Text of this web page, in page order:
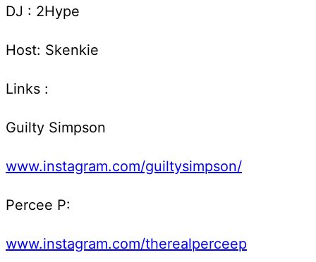
DJ : 2Hype
Host: Skenkie
Links :
Guilty Simpson
www.instagram.com/guiltysimpson/
Percee P:
www.instagram.com/therealperceep